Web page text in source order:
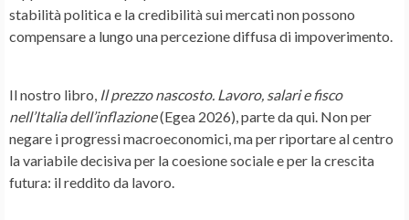
stabilità politica e la credibilità sui mercati non possono
compensare a lungo una percezione diffusa di impoverimento.
Il nostro libro, Il prezzo nascosto. Lavoro, salari e fisco
nell’Italia dell’inflazione(Egea 2026), parte da qui. Non per
negare i progressi macroeconomici, ma per riportare al centro
la variabile decisiva per la coesione sociale e per la crescita
futura: il reddito da lavoro.